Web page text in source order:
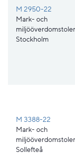
M 2950-22
Mark- och
Stockholm
M 3388-22
Mark- och
Sollefteå